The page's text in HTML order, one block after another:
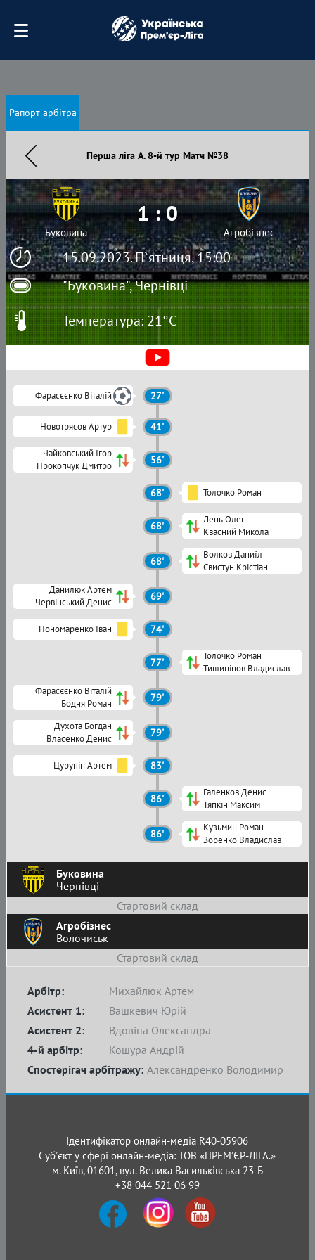
Рапорт арбітра
Перша ліга А. 8-й тур Матч №38
15.09.2023. П`ятниця, 15:00
"Буковина", Чернівці
Буковина
1 : 0
Агробізнес
Температура: 21°C
Буковина
Чернівці
Стартовий склад
Фарасєєнко Віталій 27'
Новотрясов Артур 41'
Чайковський Ігор
Прокопчук Дмитро
56'
68' Толочко Роман
68'
Лень Олег
Квасний Микола
68'
Волков Даниїл
Свистун Крістіан
Данилюк Артем
Червінський Денис
69'
Пономаренко Іван 74'
77'
Толочко Роман
Тишинінов Владислав
Фарасєєнко Віталій
Бодня Роман
79'
Духота Богдан
Власенко Денис
79'
Цурупін Артем 83'
86'
Галенков Денис
Тяпкін Максим
86'
Кузьмин Роман
Зоренко Владислав
Агробізнес
Волочиськ
Стартовий склад
Арбітр:
Михайлюк Артем
Асистент 1:
Вашкевич Юрій
Асистент 2:
Вдовіна Олександра
4-й арбітр:
Кошура Андрій
Спостерігач арбітражу: Александренко Володимир
Ідентифікатор онлайн-медіа R40-05906
Суб'єкт у сфері онлайн-медіа: ТОВ «ПРЕМ’ЄР-ЛІГА.»
м. Київ, 01601, вул. Велика Васильківська 23-Б
+38 044 521 06 99